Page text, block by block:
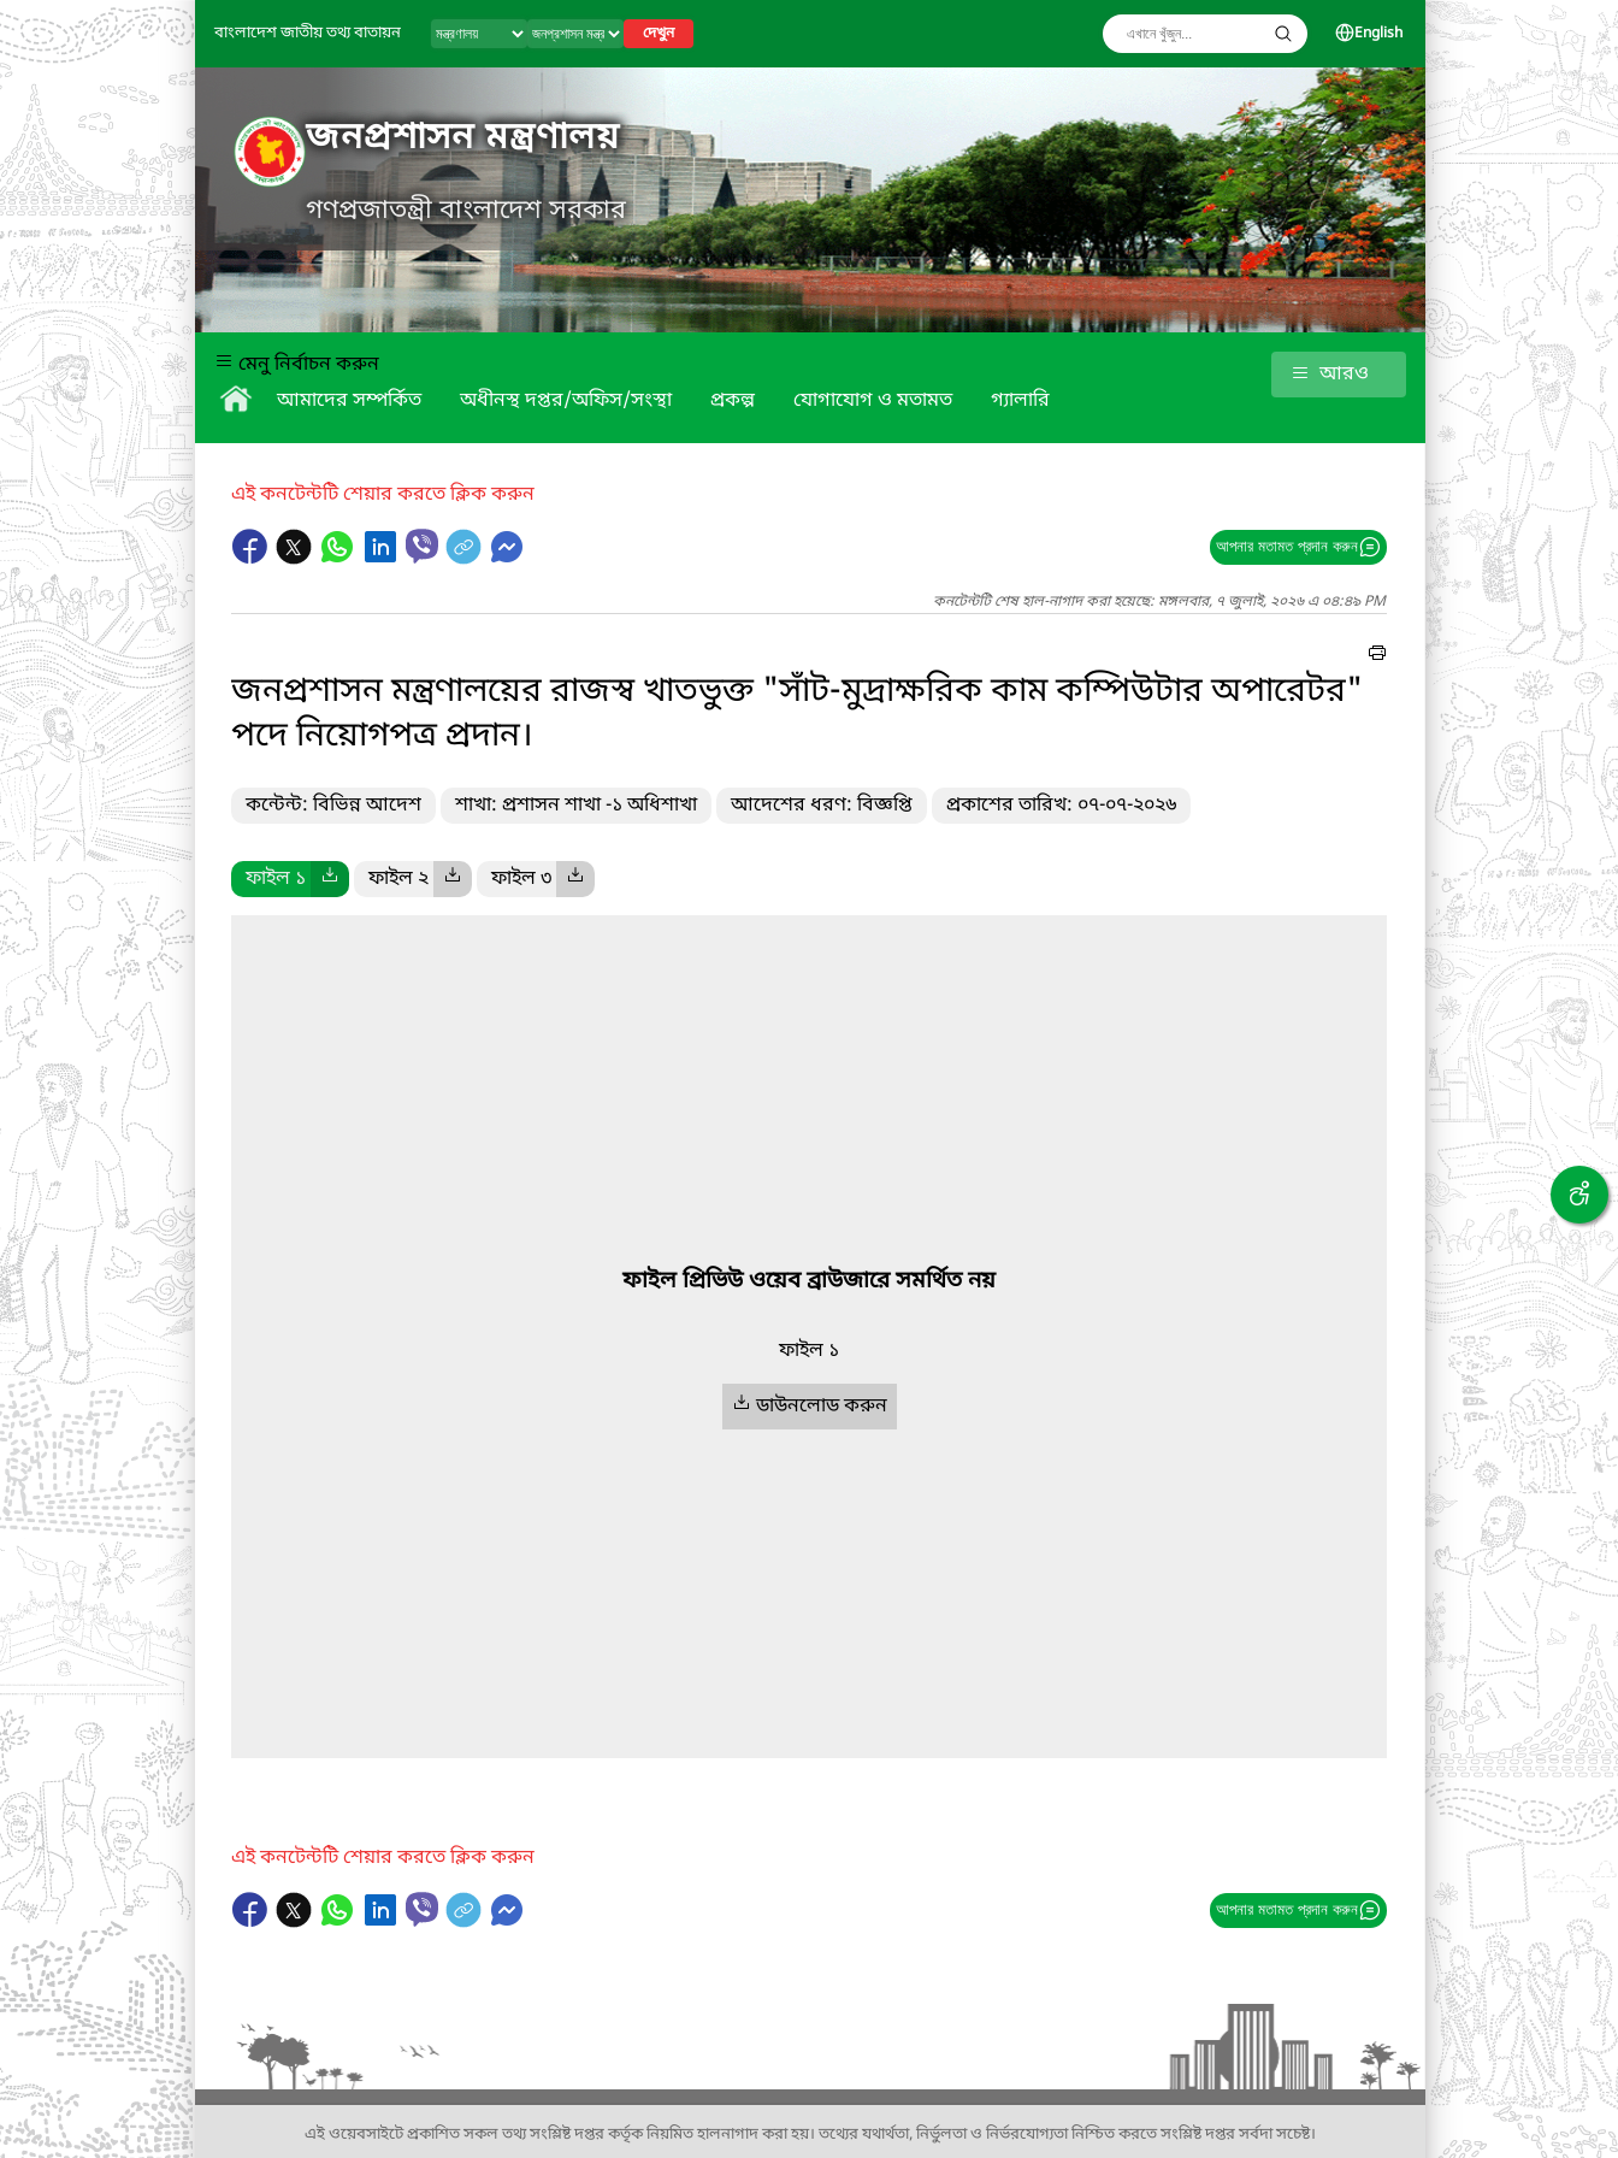
বাংলাদেশ জাতীয় তথ্য বাতায়ন দেখুন English
জনপ্রশাসন মন্ত্রণালয়
গণপ্রজাতন্ত্রী বাংলাদেশ সরকার
মেনু নির্বাচন করুন
আমাদের সম্পর্কিত
অধীনস্থ দপ্তর/অফিস/সংস্থা প্রকল্প যোগাযোগ ও মতামত গ্যালারি
আরও
এই কনটেন্টটি শেয়ার করতে ক্লিক করুন
আপনার মতামত প্রদান করুন
কনটেন্টটি শেষ হাল-নাগাদ করা হয়েছে: মঙ্গলবার, ৭ জুলাই, ২০২৬ এ ০৪:৪৯ PM
জনপ্রশাসন মন্ত্রণালয়ের রাজস্ব খাতভুক্ত "সাঁট-মুদ্রাক্ষরিক কাম কম্পিউটার অপারেটর"
পদে নিয়োগপত্র প্রদান।
কন্টেন্ট: বিভিন্ন আদেশ শাখা: প্রশাসন শাখা -১ অধিশাখা আদেশের ধরণ: বিজ্ঞপ্তি প্রকাশের তারিখ: ০৭-০৭-২০২৬
ফাইল ১ ফাইল ২ ফাইল ৩
ফাইল প্রিভিউ ওয়েব ব্রাউজারে সমর্থিত নয়
ফাইল ১
ডাউনলোড করুন
এই কনটেন্টটি শেয়ার করতে ক্লিক করুন
আপনার মতামত প্রদান করুন
এই ওয়েবসাইটে প্রকাশিত সকল তথ্য সংশ্লিষ্ট দপ্তর কর্তৃক নিয়মিত হালনাগাদ করা হয়। তথ্যের যথার্থতা, নির্ভুলতা ও নির্ভরযোগ্যতা নিশ্চিত করতে সংশ্লিষ্ট দপ্তর সর্বদা সচেষ্ট।